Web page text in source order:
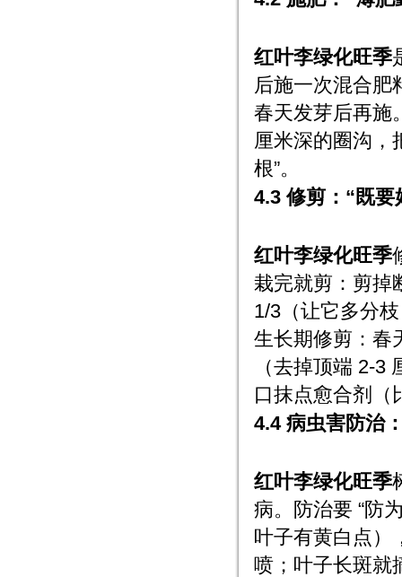
红叶李绿化旺季
后施一次混合肥
春天发芽后再施
厘米深的圈沟，
根”。
4.3 修剪：“既要
红叶李绿化旺季
栽完就剪：剪掉
1/3（让它多分
生长期修剪：春
（去掉顶端 2-3
口抹点愈合剂（
4.4 病虫害防治
红叶李绿化旺季
病。防治要 “防
叶子有黄白点）
喷；叶子长斑就